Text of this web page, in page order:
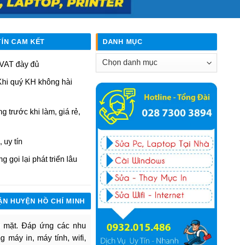
CAM KẾT
đày đủ
quý KH không hài
trước khi làm, giá rẻ,
uy tín
gọi lại phát triển lâu
HUYỆN HỒ CHÍ MINH
mặt. Đáp ứng các nhu
máy in, máy tính, wifi,
DANH MỤC
Danh